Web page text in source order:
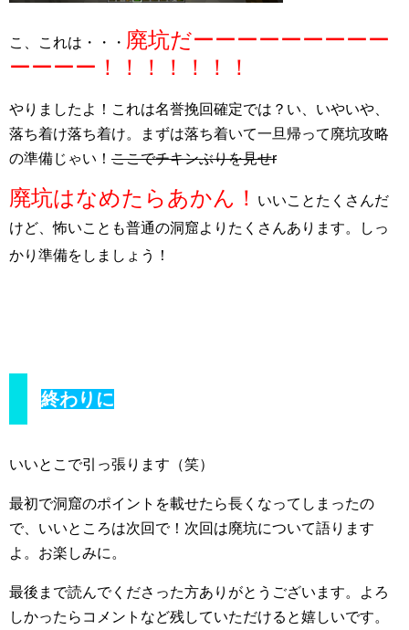
こ、これは・・・ 廃坑だーーーーーーーーー
ーーーー！！！！！！！
やりましたよ！これは名誉挽回確定では？い、いやいや、
落ち着け落ち着け。まずは落ち着いて一旦帰って廃坑攻略
の準備じゃい！ ここでチキンぶりを見せr
廃坑はなめたらあかん！
いいことたくさんだ
けど、怖いことも普通の洞窟よりたくさんあります。しっ
かり準備をしましょう！
終わりに
いいとこで引っ張ります（笑）
最初で洞窟のポイントを載せたら長くなってしまったの
で、いいところは次回で！次回は廃坑について語ります
よ。お楽しみに。
最後まで読んでくださった方ありがとうございます。よろ
しかったらコメントなど残していただけると嬉しいです。